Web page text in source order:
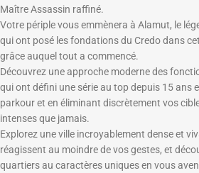
Maître Assassin raffiné.
Votre périple vous emmènera à Alamut, le
qui ont posé les fondations du Credo dans
grâce auquel tout a commencé.
Découvrez une approche moderne des
qui ont défini une série au top depuis 15 ans
parkour et en éliminant discrètement vos
intenses que jamais.
Explorez une ville incroyablement dense et
réagissent au moindre de vos gestes, et
quartiers au caractères uniques en vous